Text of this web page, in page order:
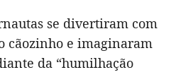
se divertiram com
cãozinho e imaginaram
da “humilhação